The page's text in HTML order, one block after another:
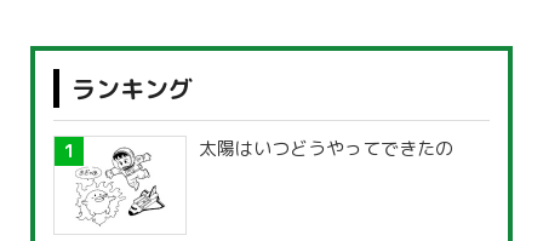
ランキング
太陽はいつどうやってできたの